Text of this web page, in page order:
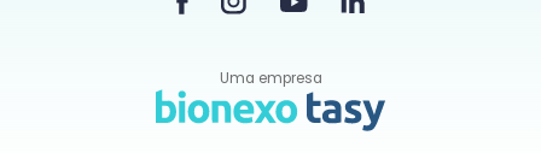
Uma empresa